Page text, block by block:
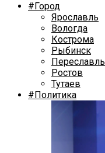
#Город
Ярославль
Вологда
Кострома
Рыбинск
Переславль
Ростов
Тутаев
#Политика